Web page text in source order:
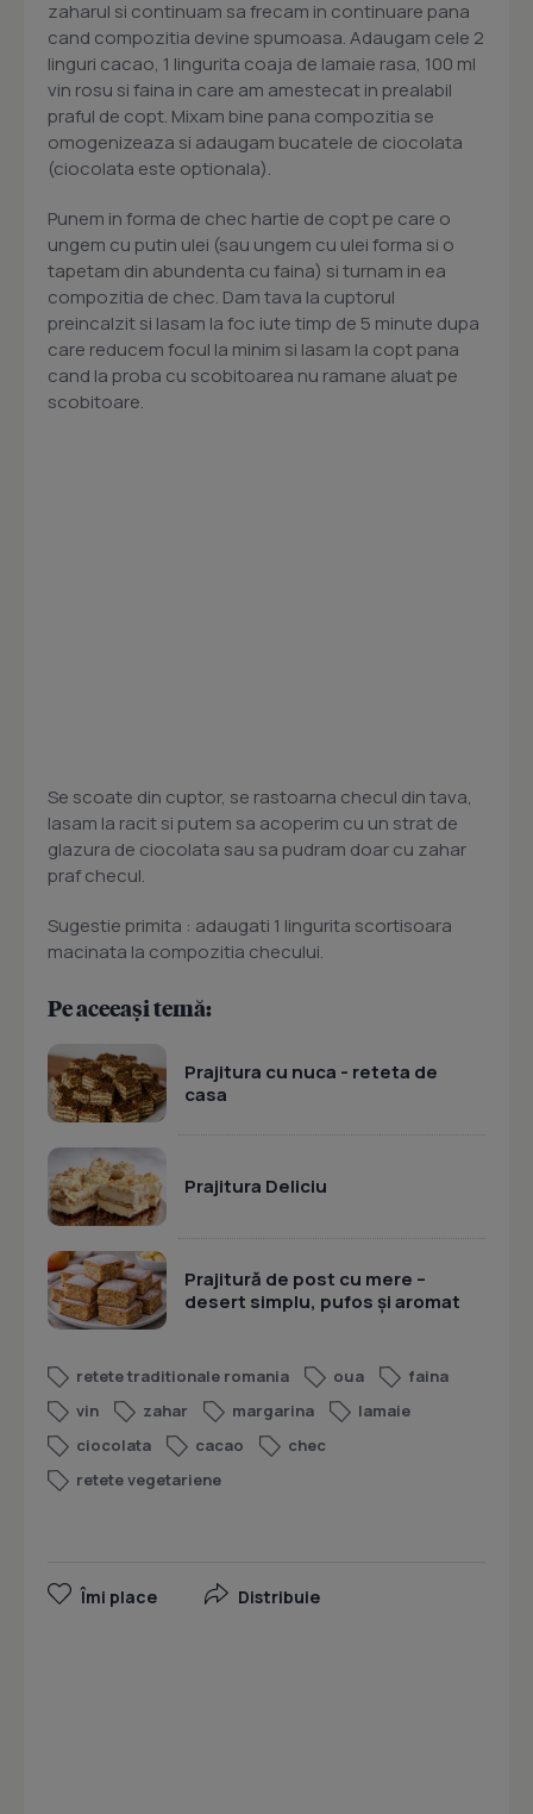
zaharul si continuam sa frecam in continuare pana
cand compozitia devine spumoasa. Adaugam cele 2
linguri cacao, 1 lingurita coaja de lamaie rasa, 100 ml
vin rosu si faina in care am amestecat in prealabil
praful de copt. Mixam bine pana compozitia se
omogenizeaza si adaugam bucatele de ciocolata
(ciocolata este optionala).
Punem in forma de chec hartie de copt pe care o
ungem cu putin ulei (sau ungem cu ulei forma si o
tapetam din abundenta cu faina) si turnam in ea
compozitia de chec. Dam tava la cuptorul
preincalzit si lasam la foc iute timp de 5 minute dupa
care reducem focul la minim si lasam la copt pana
cand la proba cu scobitoarea nu ramane aluat pe
scobitoare.
Se scoate din cuptor, se rastoarna checul din tava,
lasam la racit si putem sa acoperim cu un strat de
glazura de ciocolata sau sa pudram doar cu zahar
praf checul.
Sugestie primita : adaugati 1 lingurita scortisoara
macinata la compozitia checului.
Pe aceeași temă:
Prajitura cu nuca - reteta de
casa
Prajitura Deliciu
Prajitură de post cu mere –
desert simplu, pufos și aromat
retete traditionale romania oua
faina
vin
zahar margarina
lamaie
ciocolata
cacao
chec
retete vegetariene
Îmi place Distribuie